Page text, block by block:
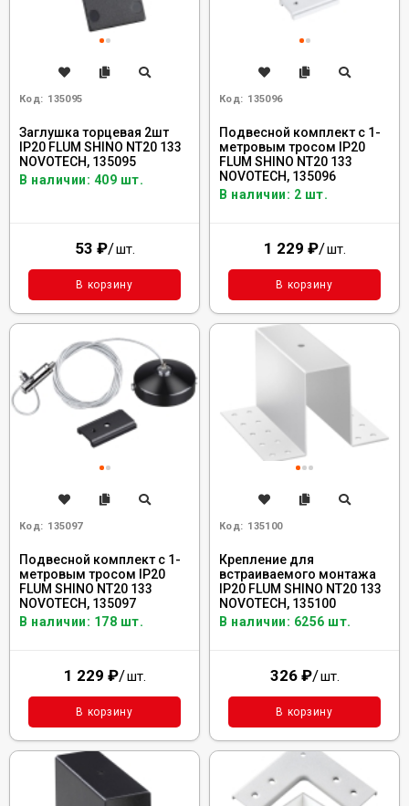
Код: 135095
Заглушка торцевая 2шт
IP20 FLUM SHINO NT20 133
NOVOTECH, 135095
В наличии: 409 шт.
53 ₽/шт.
В корзину
Код: 135096
Подвесной комплект с 1-
метровым тросом IP20
FLUM SHINO NT20 133
NOVOTECH, 135096
В наличии: 2 шт.
1 229 ₽/шт.
В корзину
Код: 135097
Подвесной комплект с 1-
метровым тросом IP20
FLUM SHINO NT20 133
NOVOTECH, 135097
В наличии: 178 шт.
1 229 ₽/шт.
В корзину
Код: 135100
Крепление для
встраиваемого монтажа
IP20 FLUM SHINO NT20 133
NOVOTECH, 135100
В наличии: 6256 шт.
326 ₽/шт.
В корзину